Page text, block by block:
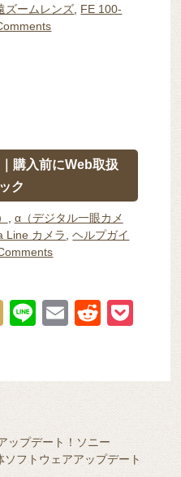
ズームレンズ FE 100-
購入前にWeb取扱
ク
α（デジタル一眼カメ
Line カメラ ,ヘルプガイ
M
Li
E
R
di et
ップデート！ソニー
フトウェアアップデート